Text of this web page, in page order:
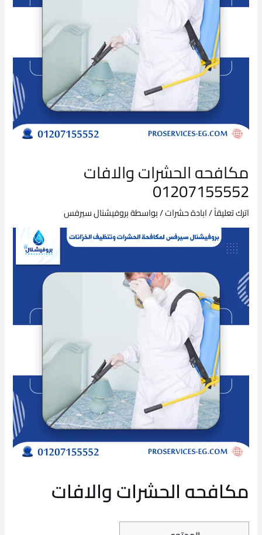
مكافحه الحشرات والافات
01207155552
اترك تعليقاً/ابادة حشرات/ بواسطةبروفيشنال سيرفس
مكافحه الحشرات والافات